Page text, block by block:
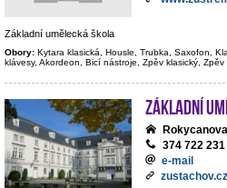
Základní umělecká škola
Obory: Kytara klasická, Housle, Trubka, Saxofon,
klávesy, Akordeon, Bicí nástroje, Zpěv klasický,
Základní
374 722 231
e-mail
zustachov.cz